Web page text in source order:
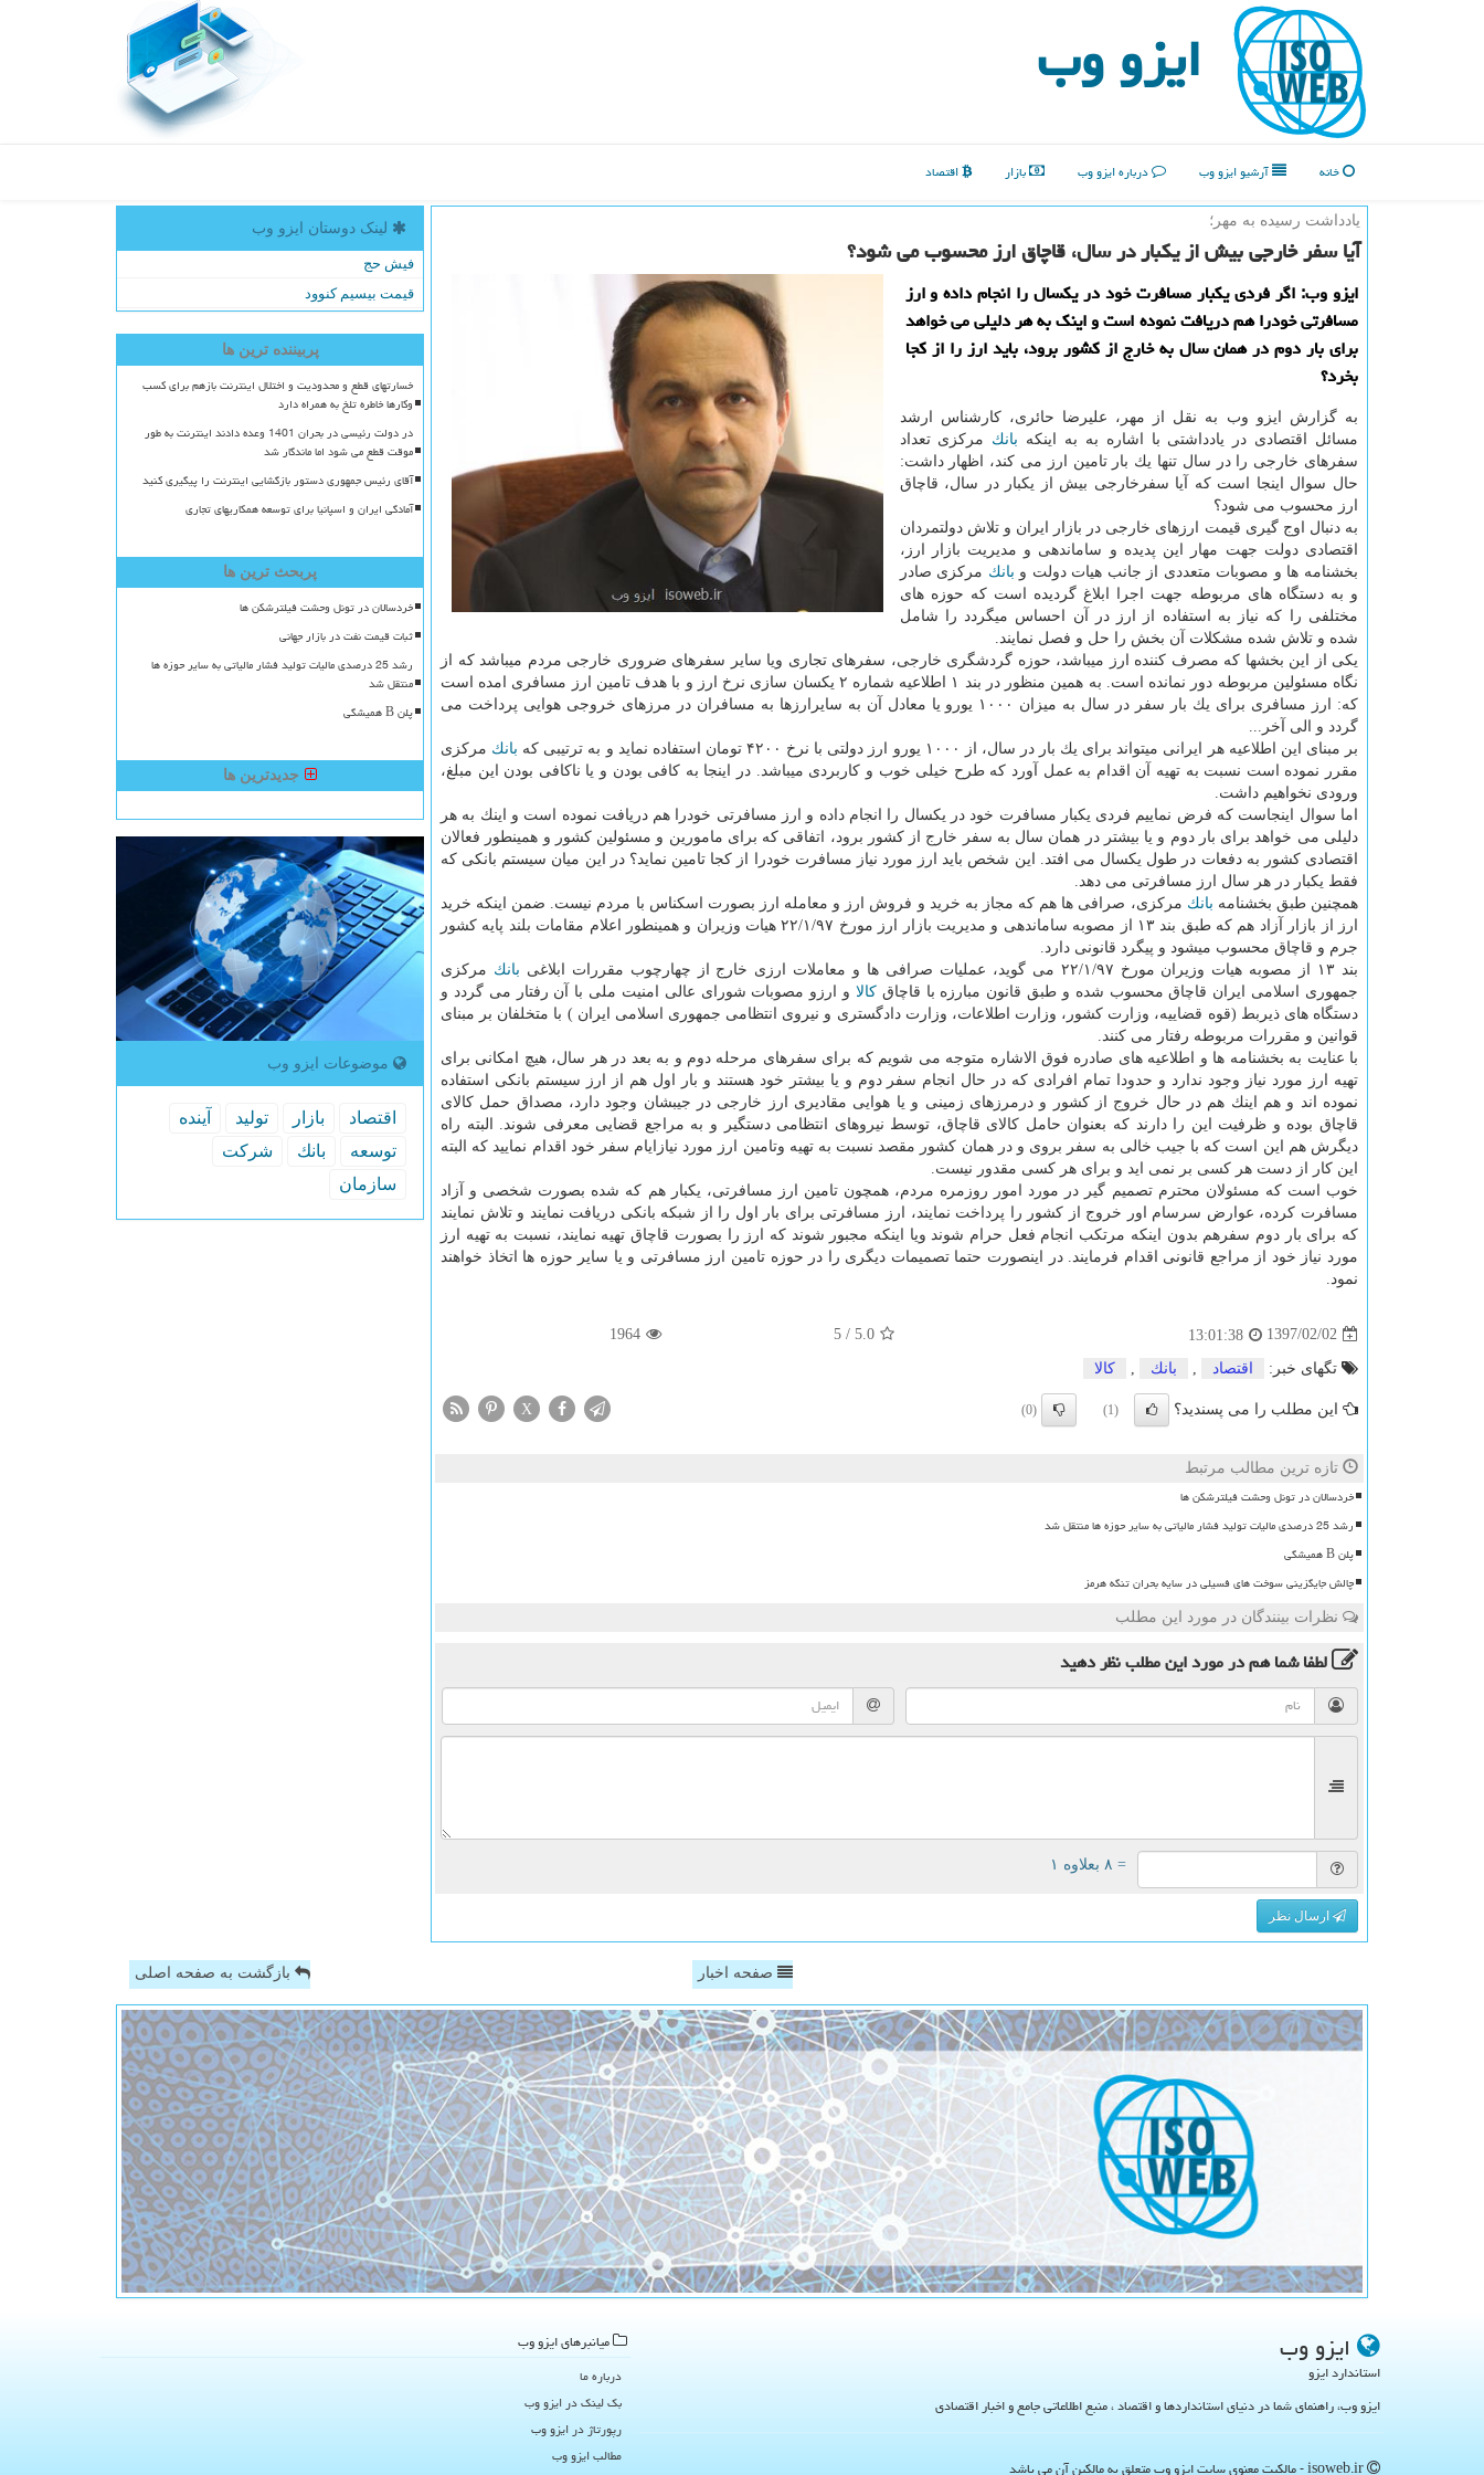
ایزو وب
خانه آرشیو ایزو وب درباره ایزو وب بازار اقتصاد
یادداشت رسیده به مهر؛
آیا سفر خارجی بیش از یكبار در سال، قاچاق ارز محسوب می شود؟
ایزو وب: اگر فردی یكبار مسافرت خود در یكسال را انجام داده و ارز
مسافرتی خودرا هم دریافت نموده است و اینك به هر دلیلی می خواهد
برای بار دوم در همان سال به خارج از كشور برود، باید ارز را از كجا
بخرد؟
به گزارش ایزو وب به نقل از مهر، علیرضا حائری، كارشناس ارشد
مسائل اقتصادی در یادداشتی با اشاره به به اینكه بانك مركزی تعداد
سفرهای خارجی را در سال تنها یك بار تامین ارز می كند، اظهار داشت:
حال سوال اینجا است كه آیا سفرخارجی بیش از یكبار در سال، قاچاق
ارز محسوب می شود؟
به دنبال اوج گیری قیمت ارزهای خارجی در بازار ایران و تلاش دولتمردان
اقتصادی دولت جهت مهار این پدیده و ساماندهی و مدیریت بازار ارز،
بخشنامه ها و مصوبات متعددی از جانب هیات دولت و بانك مركزی صادر
و به دستگاه های مربوطه جهت اجرا ابلاغ گردیده است كه حوزه های
مختلفی را كه نیاز به استفاده از ارز در آن احساس میگردد را شامل
شده و تلاش شده مشكلات آن بخش را حل و فصل نمایند.
یكی از این بخشها كه مصرف كننده ارز میباشد، حوزه گردشگری خارجی، سفرهای تجاری ویا سایر سفرهای ضروری خارجی مردم میباشد كه از
نگاه مسئولین مربوطه دور نمانده است. به همین منظور در بند ۱ اطلاعیه شماره ۲ یكسان سازی نرخ ارز و با هدف تامین ارز مسافری امده است
كه: ارز مسافری برای یك بار سفر در سال به میزان ۱۰۰۰ یورو یا معادل آن به سایرارزها به مسافران در مرزهای خروجی هوایی پرداخت می
گردد و الی آخر...
بر مبنای این اطلاعیه هر ایرانی میتواند برای یك بار در سال، از ۱۰۰۰ یورو ارز دولتی با نرخ ۴۲۰۰ تومان استفاده نماید و به ترتیبی كه
بانك مركزی
مقرر نموده است نسبت به تهیه آن اقدام به عمل آورد كه طرح خیلی خوب و كاربردی میباشد. در اینجا به كافی بودن و یا ناكافی بودن این مبلغ،
ورودی نخواهیم داشت.
اما سوال اینجاست كه فرض نماییم فردی یكبار مسافرت خود در یكسال را انجام داده و ارز مسافرتی خودرا هم دریافت نموده است و اینك به هر
دلیلی می خواهد برای بار دوم و یا بیشتر در همان سال به سفر خارج از كشور برود، اتفاقی كه برای مامورین و مسئولین كشور و همینطور فعالان
اقتصادی كشور به دفعات در طول یكسال می افتد. این شخص باید ارز مورد نیاز مسافرت خودرا از كجا تامین نماید؟ در این میان سیستم بانكی كه
فقط یكبار در هر سال ارز مسافرتی می دهد.
همچنین طبق بخشنامه بانك مركزی، صرافی ها هم كه مجاز به خرید و فروش ارز و معامله ارز بصورت اسكناس با مردم نیست. ضمن اینكه خرید
ارز از بازار آزاد هم كه طبق بند ۱۳ از مصوبه ساماندهی و مدیریت بازار ارز مورخ ۲۲/۱/۹۷ هیات وزیران و همینطور اعلام مقامات بلند پایه كشور
جرم و قاچاق محسوب میشود و پیگرد قانونی دارد.
بند ۱۳ از مصوبه هیات وزیران مورخ ۲۲/۱/۹۷ می گوید، عملیات صرافی ها و معاملات ارزی خارج از چهارچوب مقررات ابلاغی
بانك مركزی
جمهوری اسلامی ایران قاچاق محسوب شده و طبق قانون مبارزه با قاچاقكالا و ارزو مصوبات شورای عالی امنیت ملی با آن رفتار می گردد و
دستگاه های ذیربط (قوه قضاییه، وزارت كشور، وزارت اطلاعات، وزارت دادگستری و نیروی انتظامی جمهوری اسلامی ایران ) با متخلفان بر مبنای
قوانین و مقررات مربوطه رفتار می كنند.
با عنایت به بخشنامه ها و اطلاعیه های صادره فوق الاشاره متوجه می شویم كه برای سفرهای مرحله دوم و به بعد در هر سال، هیچ امكانی برای
تهیه ارز مورد نیاز وجود ندارد و حدودا تمام افرادی كه در حال انجام سفر دوم و یا بیشتر خود هستند و بار اول هم از ارز سیستم بانكی استفاده
نموده اند و هم اینك هم در حال خروج از كشور و درمرزهای زمینی و یا هوایی مقادیری ارز خارجی در جیبشان وجود دارد، مصداق حمل كالای
قاچاق بوده و ظرفیت این را دارند كه بعنوان حامل كالای قاچاق، توسط نیروهای انتظامی دستگیر و به مراجع قضایی معرفی شوند. البته راه
دیگرش هم این است كه با جیب خالی به سفر بروی و در همان كشور مقصد نسبت به تهیه وتامین ارز مورد نیازایام سفر خود اقدام نمایید كه البته
این كار از دست هر كسی بر نمی اید و برای هر كسی مقدور نیست.
خوب است كه مسئولان محترم تصمیم گیر در مورد امور روزمره مردم، همچون تامین ارز مسافرتی، یكبار هم كه شده بصورت شخصی و آزاد
مسافرت كرده، عوارض سرسام اور خروج از كشور را پرداخت نمایند، ارز مسافرتی برای بار اول را از شبكه بانكی دریافت نمایند و تلاش نمایند
كه برای بار دوم سفرهم بدون اینكه مرتكب انجام فعل حرام شوند ویا اینكه مجبور شوند كه ارز را بصورت قاچاق تهیه نمایند، نسبت به تهیه ارز
مورد نیاز خود از مراجع قانونی اقدام فرمایند. در اینصورت حتما تصمیمات دیگری را در حوزه تامین ارز مسافرتی و یا سایر حوزه ها اتخاذ خواهند
نمود.
1397/02/02
13:01:38
5.0
/
5
1964
تگهای خبر: اقتصاد بانك كالا
این مطلب را می پسندید؟ (1)
(0)
X
تازه ترین مطالب مرتبط
خردسالان در تونل وحشت فیلترشکن ها
رشد 25 درصدی مالیات تولید فشار مالیاتی به سایر حوزه ها منتقل شد
پلن B همیشگی
چالش جایگزینی سوخت های فسیلی در سایه بحران تنگه هرمز
نظرات بینندگان در مورد این مطلب
لطفا شما همدر مورد این مطلبنظر دهید
= ۸ بعلاوه ۱
ارسال نظر
لینک دوستان ایزو وب
فیش حج
قیمت بیسیم کنوود
پربیننده ترین ها
خسارتهای قطع و محدودیت و اختلال اینترنت بازهم برای کسب
وکارها خاطره تلخ به همراه دارد
در دولت رئیسی در بحران 1401 وعده دادند اینترنت به طور
موقت قطع می شود اما ماندگار شد
آقای رئیس جمهوری دستور بازگشایی اینترنت را پیگیری کنید
آمادگی ایران و اسپانیا برای توسعه همکاریهای تجاری
پربحث ترین ها
خردسالان در تونل وحشت فیلترشکن ها
ثبات قیمت نفت در بازار جهانی
رشد 25 درصدی مالیات تولید فشار مالیاتی به سایر حوزه ها
منتقل شد
پلن B همیشگی
جدیدترین ها
موضوعات ایزو وب
اقتصاد بازار تولید
آینده
توسعه
بانك
شركت
سازمان
صفحه اخبار بازگشت به صفحه اصلی
ایزو وب
استاندارد ایزو
ایزو وب، راهنمای شما در دنیای استانداردها و اقتصاد ، منبع اطلاعاتی جامع و اخبار اقتصادی
میانبرهای ایزو وب
درباره ما
بک لینک در ایزو وب
رپورتاژ در ایزو وب
مطالب ایزو وب